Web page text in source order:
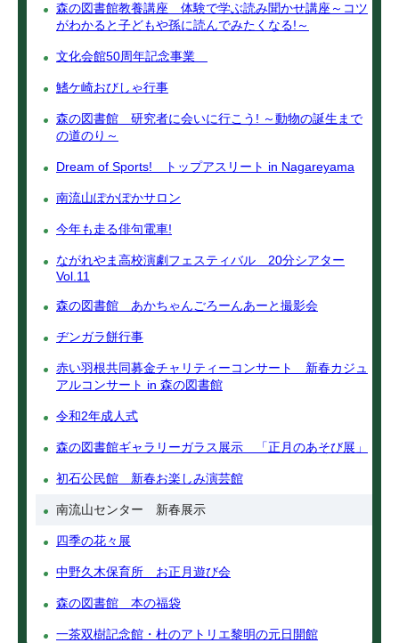
森の図書館教養講座 体験で学ぶ読み聞かせ講座～コツ
がわかると子どもや孫に読んでみたくなる!～
文化会館50周年記念事業
鰭ケ崎おびしゃ行事
森の図書館 研究者に会いに行こう! ～動物の誕生まで
の道のり～
Dream of Sports! トップアスリート in Nagareyama
南流山ぽかぽかサロン
今年も走る俳句電車!
ながれやま高校演劇フェスティバル 20分シアター
Vol.11
森の図書館 あかちゃんごろーんあーと撮影会
ヂンガラ餅行事
赤い羽根共同募金チャリティーコンサート 新春カジュ
アルコンサート in 森の図書館
令和2年成人式
森の図書館ギャラリーガラス展示 「正月のあそび展」
初石公民館 新春お楽しみ演芸館
南流山センター 新春展示
四季の花々展
中野久木保育所 お正月遊び会
森の図書館 本の福袋
一茶双樹記念館・杜のアトリエ黎明の元日開館